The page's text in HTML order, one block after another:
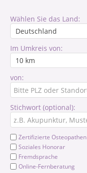
Wählen Sie das Land:
Im Umkreis von:
von:
Stichwort (optional):
Zertifizierte Osteopathen
Soziales Honorar
Fremdsprache
Online-Fernberatung